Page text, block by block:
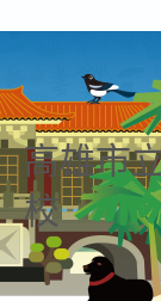
高雄市
校